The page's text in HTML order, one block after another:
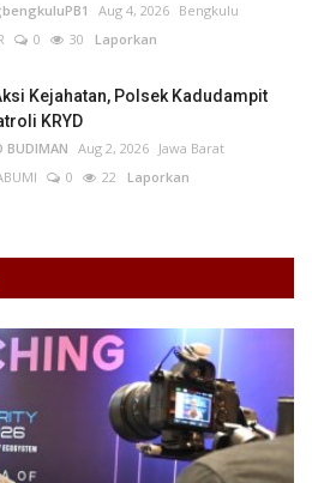
Aug 4, 2026 Bengkulu
0 30 Laporkan
Kejahatan, Polsek Kadudampit
KRYD
BUDIMAN Aug 2, 2026 Jawa Barat
0 22 Laporkan